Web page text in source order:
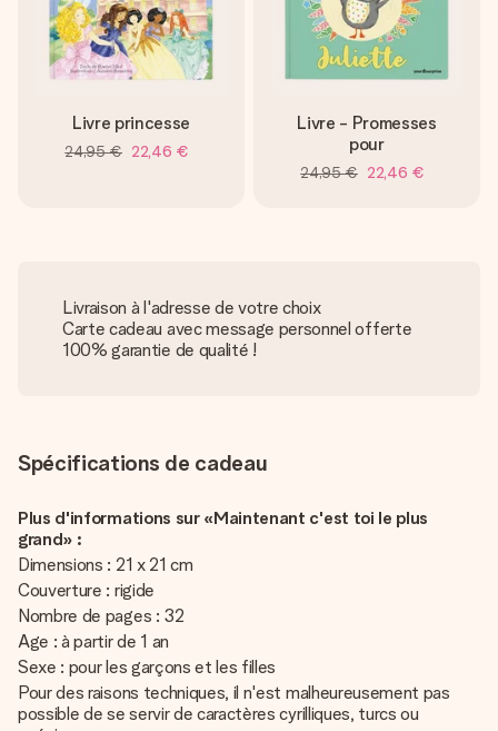
Livre princesse
24,95 € 22,46 €
Livre - Promesses
pour
24,95 € 22,46 €
Livraison à l'adresse de votre choix
Carte cadeau avec message personnel offerte
100% garantie de qualité !
Spécifications de cadeau
Plus d'informations sur «Maintenant c'est toi le plus
grand» :
Dimensions : 21 x 21 cm
Couverture : rigide
Nombre de pages : 32
Age : à partir de 1 an
Sexe : pour les garçons et les filles
Pour des raisons techniques, il n'est malheureusement pas
possible de se servir de caractères cyrilliques, turcs ou